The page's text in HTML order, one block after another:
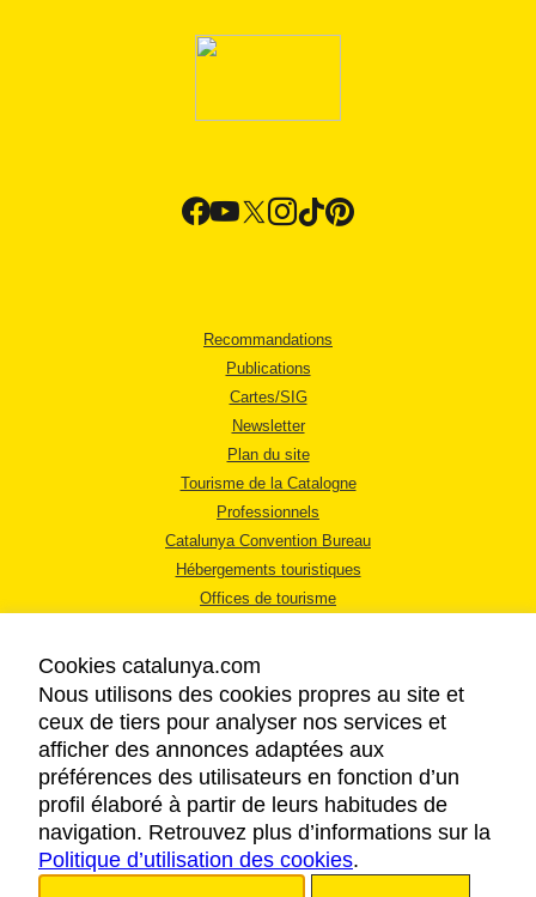
Recommandations
Publications
Cartes/SIG
Newsletter
Plan du site
Tourisme de la Catalogne
Professionnels
Catalunya Convention Bureau
Hébergements touristiques
Offices de tourisme
MENTIONS LÉGALES
RÈGLES DE CONFIDENTIALITÉ
COOKIES
ACCESSIBILITÉ
Cookies catalunya.com
Nous utilisons des cookies propres au site et
ceux de tiers pour analyser nos services et
afficher des annonces adaptées aux
préférences des utilisateurs en fonction d’un
profil élaboré à partir de leurs habitudes de
navigation. Retrouvez plus d’informations sur la
Politique d’utilisation des cookies.